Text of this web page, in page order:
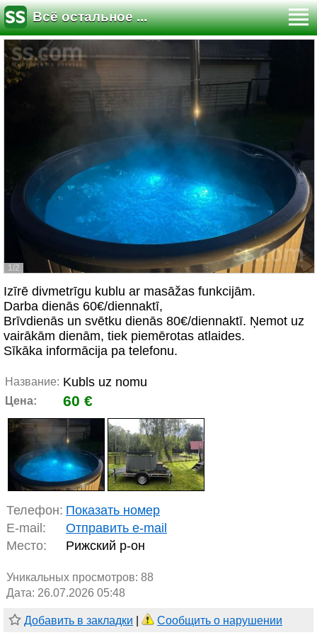
Всё остальное ...
1/2
Izīrē divmetrīgu kublu ar masāžas funkcijām.
Darba dienās 60€/diennaktī,
Brīvdienās un svētku dienās 80€/diennaktī. Ņemot uz
vairākām dienām, tiek piemērotas atlaides.
Sīkāka informācija pa telefonu.
Название: Kubls uz nomu
Цена: 60 €
Телефон: Показать номер
E-mail:
Отправить e-mail
Место:
Рижский р-он
Уникальных просмотров: 88
Дата: 26.07.2026 05:48
Добавить в закладки Сообщить о нарушении